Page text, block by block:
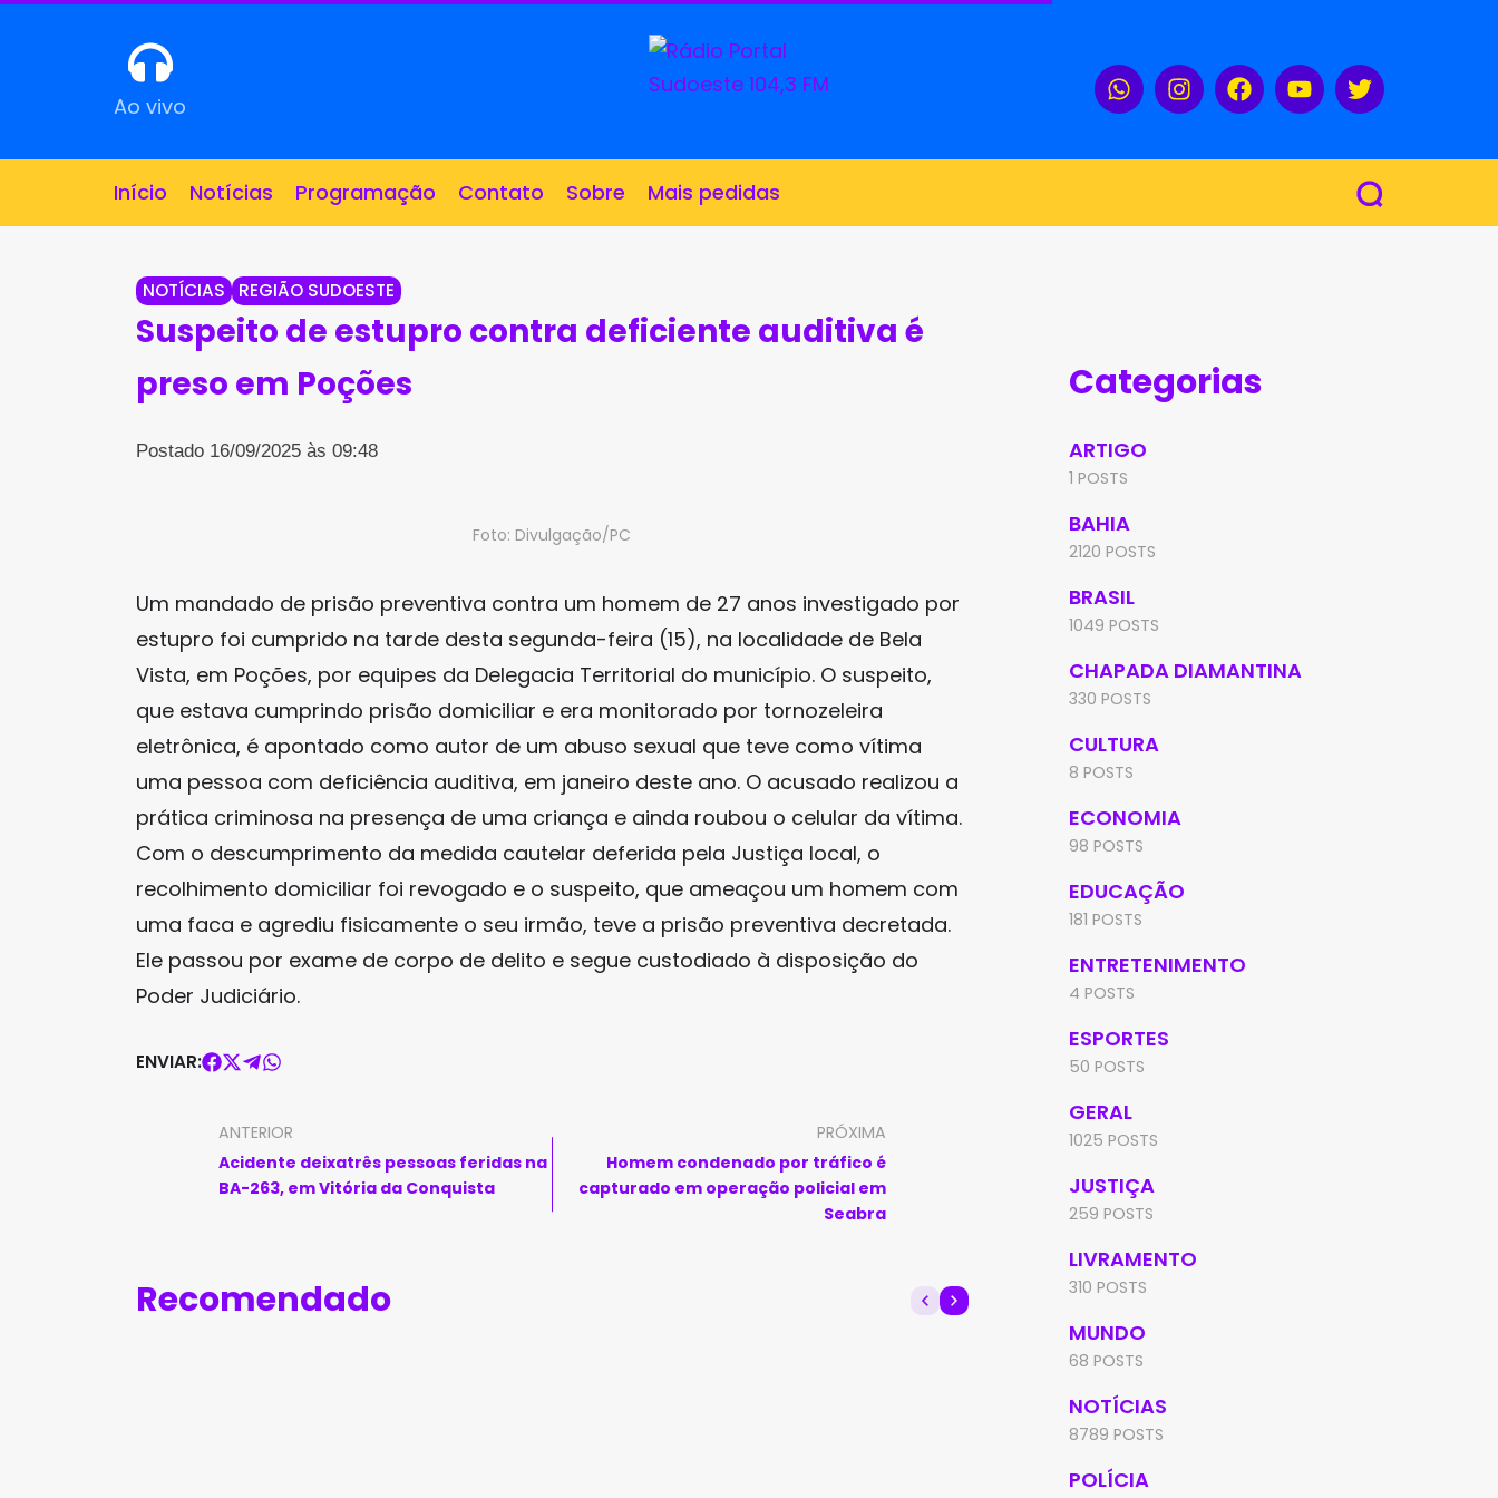
Ao vivo
Início Notícias Programação Contato Sobre Mais pedidas
NOTÍCIAS REGIÃO SUDOESTE
Suspeito de estupro contra deficiente auditiva é
preso em Poções
Postado 16/09/2025 às 09:48
Foto: Divulgação/PC
Um mandado de prisão preventiva contra um homem de 27 anos investigado por
estupro foi cumprido na tarde desta segunda-feira (15), na localidade de Bela
Vista, em Poções, por equipes da Delegacia Territorial do município. O suspeito,
que estava cumprindo prisão domiciliar e era monitorado por tornozeleira
eletrônica, é apontado como autor de um abuso sexual que teve como vítima
uma pessoa com deficiência auditiva, em janeiro deste ano. O acusado realizou a
prática criminosa na presença de uma criança e ainda roubou o celular da vítima.
Com o descumprimento da medida cautelar deferida pela Justiça local, o
recolhimento domiciliar foi revogado e o suspeito, que ameaçou um homem com
uma faca e agrediu fisicamente o seu irmão, teve a prisão preventiva decretada.
Ele passou por exame de corpo de delito e segue custodiado à disposição do
Poder Judiciário.
ENVIAR:
ANTERIOR
Acidente deixatrês pessoas feridas na
BA-263, em Vitória da Conquista
PRÓXIMA
Homem condenado por tráfico é
capturado em operação policial em
Seabra
Recomendado
Categorias
ARTIGO
1 POSTS
BAHIA
2120 POSTS
BRASIL
1049 POSTS
CHAPADA DIAMANTINA
330 POSTS
CULTURA
8 POSTS
ECONOMIA
98 POSTS
EDUCAÇÃO
181 POSTS
ENTRETENIMENTO
4 POSTS
ESPORTES
50 POSTS
GERAL
1025 POSTS
JUSTIÇA
259 POSTS
LIVRAMENTO
310 POSTS
MUNDO
68 POSTS
NOTÍCIAS
8789 POSTS
POLÍCIA